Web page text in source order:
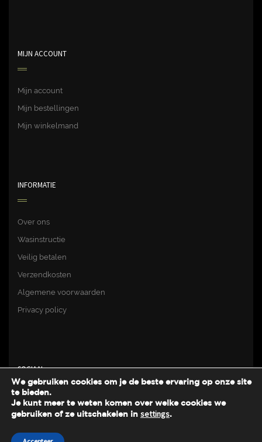
MIJN ACCOUNT
Mijn account
Mijn bestellingen
Mijn winkelmand
INFORMATIE
Over ons
Wasinstructie
Veilig betalen
Verzendkosten
Algemene voorwaarden
Privacy policy
SOCIAAL
Facebook
We gebruiken cookies om je de beste ervaring op onze site
te bieden.
Je kunt meer te weten komen over welke cookies we
gebruiken of ze uitschakelen in settings.